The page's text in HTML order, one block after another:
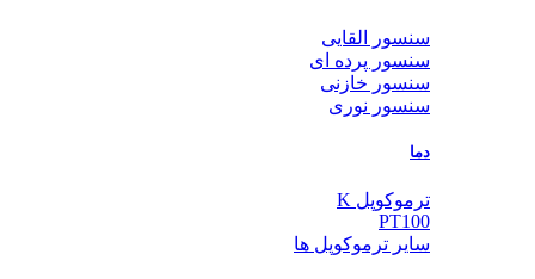
سنسور القایی
سنسور پرده ای
سنسور خازنی
سنسور نوری
دما
ترموکوپل K
PT100
سایر ترموکوپل ها